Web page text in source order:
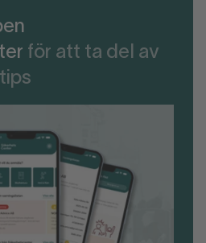
för att ta del av